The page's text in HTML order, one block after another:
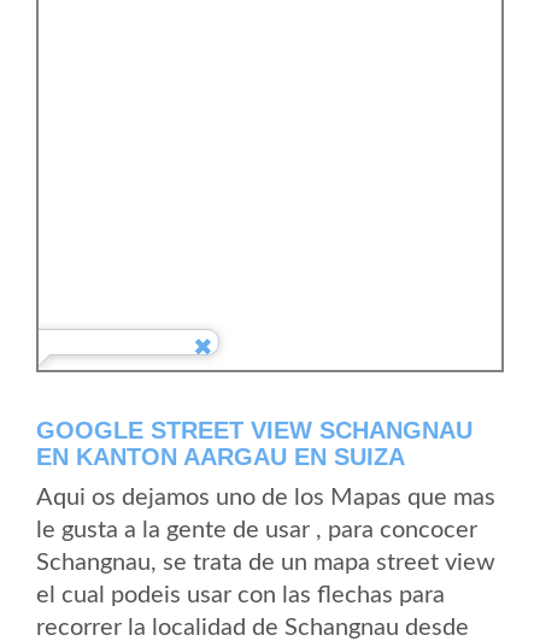
GOOGLE STREET VIEW SCHANGNAU
EN KANTON AARGAU EN SUIZA
Aqui os dejamos uno de los Mapas que mas
le gusta a la gente de usar , para concocer
Schangnau, se trata de un mapa street view
el cual podeis usar con las flechas para
recorrer la localidad de Schangnau desde